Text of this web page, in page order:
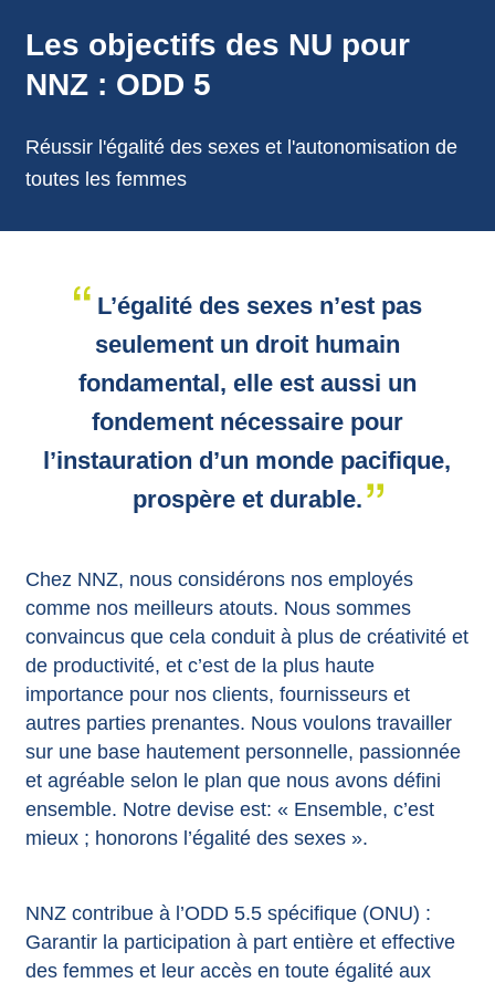
Les objectifs des NU pour
NNZ : ODD 5
Réussir l'égalité des sexes et l'autonomisation de
toutes les femmes
L’égalité des sexes n’est pas
seulement un droit humain
fondamental, elle est aussi un
fondement nécessaire pour
l’instauration d’un monde pacifique,
prospère et durable.
Chez NNZ, nous considérons nos employés
comme nos meilleurs atouts. Nous sommes
convaincus que cela conduit à plus de créativité et
de productivité, et c’est de la plus haute
importance pour nos clients, fournisseurs et
autres parties prenantes. Nous voulons travailler
sur une base hautement personnelle, passionnée
et agréable selon le plan que nous avons défini
ensemble. Notre devise est: « Ensemble, c’est
mieux ; honorons l’égalité des sexes ».
NNZ contribue à l’ODD 5.5 spécifique (ONU) :
Garantir la participation à part entière et effective
des femmes et leur accès en toute égalité aux